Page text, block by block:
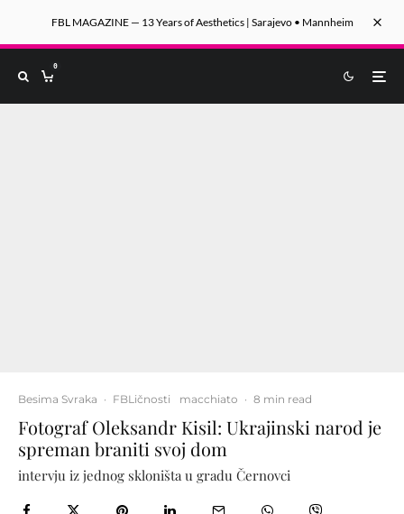
FBL MAGAZINE — 13 Years of Aesthetics | Sarajevo • Mannheim
0
Besima Svraka · FBLičnosti macchiato · 8 min read
Fotograf Oleksandr Kisil: Ukrajinski narod je
spreman braniti svoj dom
intervju iz jednog skloništa u gradu Černovci